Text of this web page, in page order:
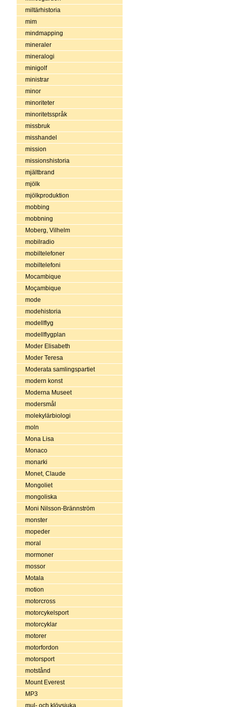
miltärhistoria
mim
mindmapping
mineraler
mineralogi
minigolf
ministrar
minor
minoriteter
minoritetsspråk
missbruk
misshandel
mission
missionshistoria
mjältbrand
mjölk
mjölkproduktion
mobbing
mobbning
Moberg, Vilhelm
mobilradio
mobiltelefoner
mobiltelefoni
Mocambique
Moçambique
mode
modehistoria
modellflyg
modellflygplan
Moder Elisabeth
Moder Teresa
Moderata samlingspartiet
modern konst
Moderna Museet
modersmål
molekylärbiologi
moln
Mona Lisa
Monaco
monarki
Monet, Claude
Mongoliet
mongoliska
Moni Nilsson-Brännström
monster
mopeder
moral
mormoner
mossor
Motala
motion
motorcross
motorcykelsport
motorcyklar
motorer
motorfordon
motorsport
motstånd
Mount Everest
MP3
mul- och klövsjuka